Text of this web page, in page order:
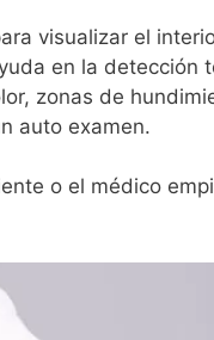
visualizar el
en la detección
zonas de
auto examen.
o el médico